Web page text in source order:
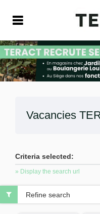
Vacancies
Criteria selected:
» Display the search url
Refine search